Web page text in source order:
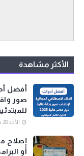
الأكثر مشاهدة
أفضل
الأحد 28 سبتمبر 2025
إصلاح
أو